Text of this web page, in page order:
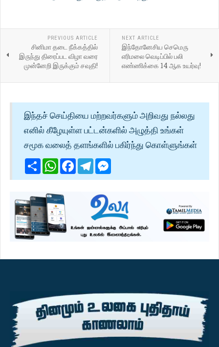
PREVIOUS ARTICLE
சினிமா தடை நீக்கத்தில்
இருந்து திரைப்பட விழா வரை
முன்னேறி இருக்கும் சவுதி!
NEXT ARTICLE
இந்தோனேசிய செமெரு
எரிமலை வெடிப்பில் பலி
எண்ணிக்கை 14 ஆக உயர்வு!
இந்தச் செய்தியை மற்றவர்களும் அறிவது நல்லது
எனில் கீழேயுள்ள பட்டன்களில் அழுத்தி உங்கள்
சமூக வலைத் தளங்களில் பகிர்ந்து கொள்ளுங்கள்
ShareWhatsApp
Facebook
Telegram